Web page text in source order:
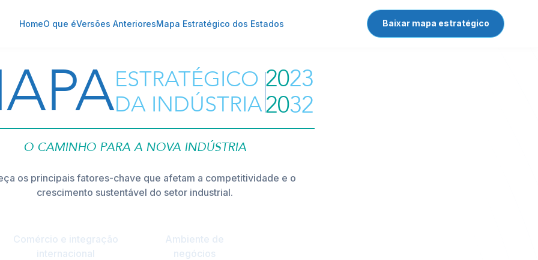
HomeO que éVersões AnterioresMapa Estratégico dos Estados Baixar mapa estratégico
ESTRATÉGICO
DA INDÚSTRIA
2023
2032
O CAMINHO PARA A NOVA INDÚSTRIA
os principais fatores-chave que afetam a competitividade e o
crescimento sustentável do setor industrial.
Ambiente de
negócios
Comércio e integração
internacional